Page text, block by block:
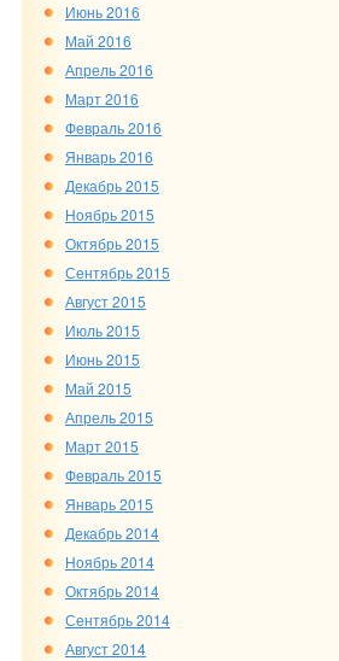
Июнь 2016
Май 2016
Апрель 2016
Март 2016
Февраль 2016
Январь 2016
Декабрь 2015
Ноябрь 2015
Октябрь 2015
Сентябрь 2015
Август 2015
Июль 2015
Июнь 2015
Май 2015
Апрель 2015
Март 2015
Февраль 2015
Январь 2015
Декабрь 2014
Ноябрь 2014
Октябрь 2014
Сентябрь 2014
Август 2014